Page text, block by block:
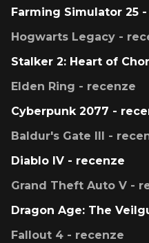
Farming Simulator 25
Hogwarts Legacy -
Stalker 2: Heart of
Elden Ring - recenze
Cyberpunk 2077 -
Baldur's Gate III -
Diablo IV - recenze
Grand Theft Auto V -
Dragon Age: The
Fallout 4 - recenze